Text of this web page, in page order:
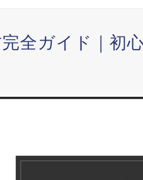
全ガイド｜初